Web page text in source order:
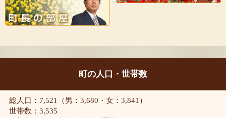
町の人口・世帯数
総人口：7,521（男：3,680・女：3,841）
世帯数：3,535